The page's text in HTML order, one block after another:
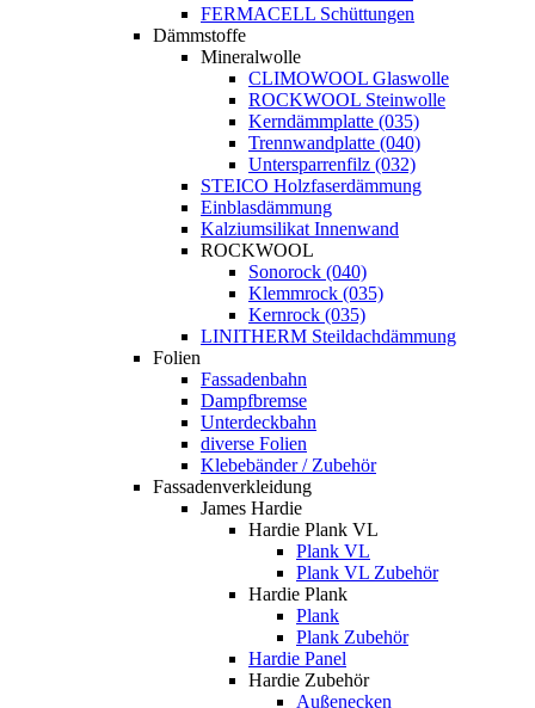
FERMACELL Schüttungen
Dämmstoffe
Mineralwolle
CLIMOWOOL Glaswolle
ROCKWOOL Steinwolle
Kerndämmplatte (035)
Trennwandplatte (040)
Untersparrenfilz (032)
STEICO Holzfaserdämmung
Einblasdämmung
Kalziumsilikat Innenwand
ROCKWOOL
Sonorock (040)
Klemmrock (035)
Kernrock (035)
LINITHERM Steildachdämmung
Folien
Fassadenbahn
Dampfbremse
Unterdeckbahn
diverse Folien
Klebebänder / Zubehör
Fassadenverkleidung
James Hardie
Hardie Plank VL
Plank VL
Plank VL Zubehör
Hardie Plank
Plank
Plank Zubehör
Hardie Panel
Hardie Zubehör
Außenecken